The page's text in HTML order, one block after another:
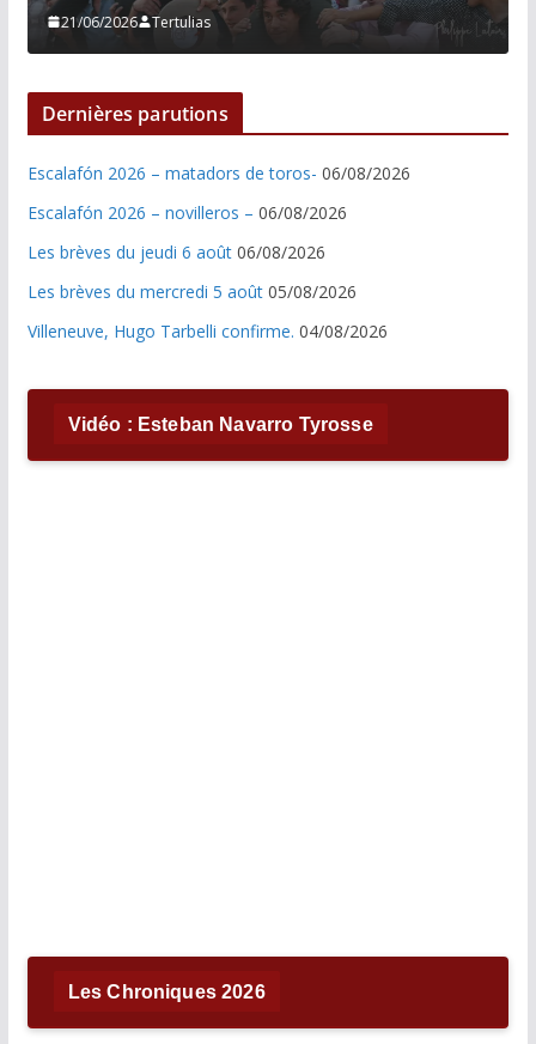
21/06/2026 Tertulias
Dernières parutions
Escalafón 2026 – matadors de toros- 06/08/2026
Escalafón 2026 – novilleros – 06/08/2026
Les brèves du jeudi 6 août 06/08/2026
Les brèves du mercredi 5 août 05/08/2026
Villeneuve, Hugo Tarbelli confirme. 04/08/2026
Vidéo : Esteban Navarro Tyrosse
Les Chroniques 2026